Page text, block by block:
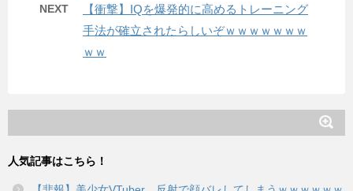
NEXT
【衝撃】IQを爆発的に高めるトレーニング
手法が確立されたらしいぞｗｗｗｗｗｗｗ
ｗｗ
人気記事はこちら！